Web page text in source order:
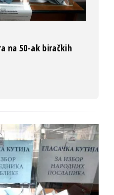
na 50-ak biračkih